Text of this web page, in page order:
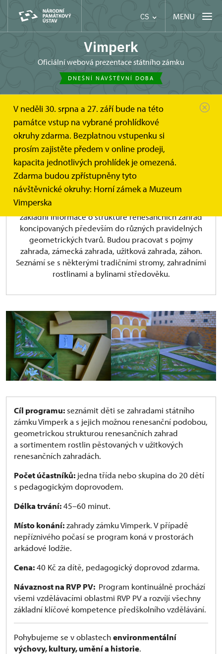
CS MENU
Vimperk
oficiální webová prezentace státního zámku
DNEŠNÍ NÁVŠTĚVNÍ DOBA
V neděli 30. srpna a 27. září bude na této
památce vstup na vybrané prohlídkové
okruhy zdarma. Bezplatnou vstupenku si
prosím zajistěte předem v online prodeji,
kapacita jednotlivých prohlídek je omezená.
Zdarma budou zpřístupněny tyto
návštěvnické okruhy: Horní zámek a Muzeum
Vimperska
Zahradník
program pro děti mateřských škol
Hravý edukační program, ve kterém děti získají
základní informace o struktuře renesančních zahrad
koncipovaných především do různých pravidelných
geometrických tvarů. Budou pracovat s pojmy
zahrada, zámecká zahrada, užitková zahrada, záhon.
Seznámí se s některými tradičními stromy, zahradními
rostlinami a bylinami středověku.
Cíl programu: seznámit děti se zahradami státního
zámku Vimperk a s jejich možnou renesanční podobou,
geometrickou strukturou renesančních zahrad
a sortimentem rostlin pěstovaných v užitkových
renesančních zahradách.
Počet účastníků: jedna třída nebo skupina do 20 dětí
s pedagogickým doprovodem.
Délka trvání:45–60 minut.
Místo konání:zahrady zámku Vimperk. V případě
nepříznivého počasí se program koná v prostorách
arkádové lodžie.
Cena:40 Kč za dítě, pedagogický doprovod zdarma.
Návaznost na RVP PV: Program kontinuálně prochází
všemi vzdělávacími oblastmi RVP PV a rozvíjí všechny
základní klíčové kompetence předškolního vzdělávání.
Pohybujeme se v oblastechenvironmentální
výchovy, kultury, umění a historie.